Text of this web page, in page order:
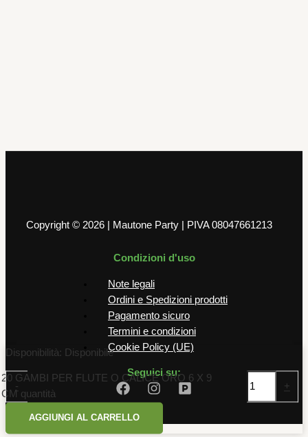
Copyright © 2026 | Mautone Party | PIVA 08047661213
Condizioni d'uso
Note legali
Ordini e Spedizioni prodotti
Pagamento sicuro
Termini e condizioni
Cookie Policy (UE)
Seguici su:
Disponibilità: Disponibile
-
20 GAMBI PER FLUTE O CALICE ORO 6 X 9
CM quantità
+
AGGIUNGI AL CARRELLO